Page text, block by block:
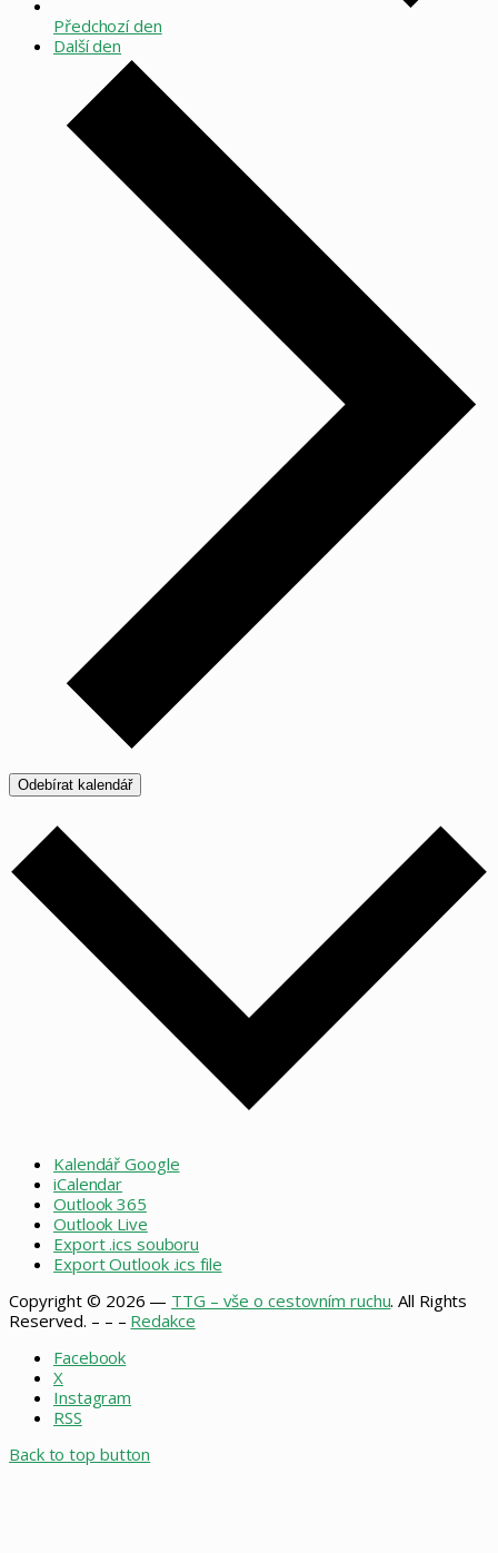
Předchozí den
Další den
Odebírat kalendář
Kalendář Google
iCalendar
Outlook 365
Outlook Live
Export .ics souboru
Export Outlook .ics file
Copyright © 2026 — TTG – vše o cestovním ruchu. All Rights
Reserved. – – – Redakce
Facebook
X
Instagram
RSS
Back to top button